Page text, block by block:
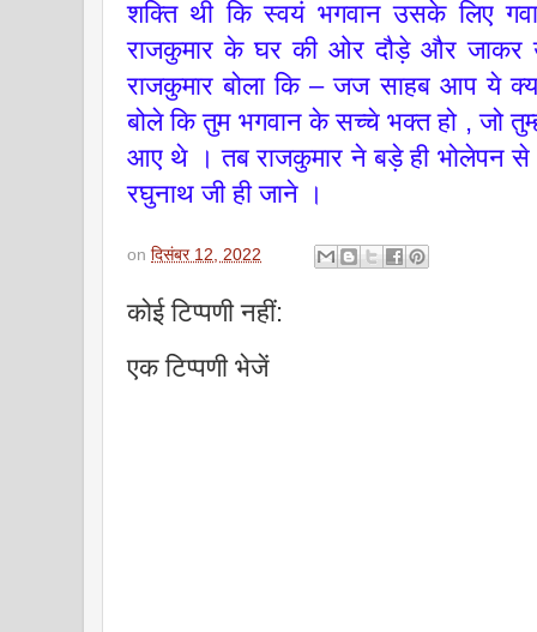
शक्ति थी कि स्वयं भगवान उसके लिए
राजकुमार के घर की ओर दौड़े और
राजकुमार बोला कि – जज साहब आप ये
बोले कि तुम भगवान के सच्चे भक्त हो , जो
आए थे । तब राजकुमार ने बड़े ही भोलेपन से
रघुनाथ जी ही जाने ।
on दिसंबर 12, 2022
कोई टिप्पणी नहीं:
एक टिप्पणी भेजें